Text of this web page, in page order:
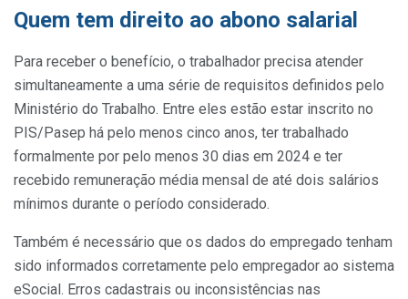
Quem tem direito ao abono salarial
Para receber o benefício, o trabalhador precisa atender
simultaneamente a uma série de requisitos definidos pelo
Ministério do Trabalho. Entre eles estão estar inscrito no
PIS/Pasep há pelo menos cinco anos, ter trabalhado
formalmente por pelo menos 30 dias em 2024 e ter
recebido remuneração média mensal de até dois salários
mínimos durante o período considerado.
Também é necessário que os dados do empregado tenham
sido informados corretamente pelo empregador ao sistema
eSocial. Erros cadastrais ou inconsistências nas